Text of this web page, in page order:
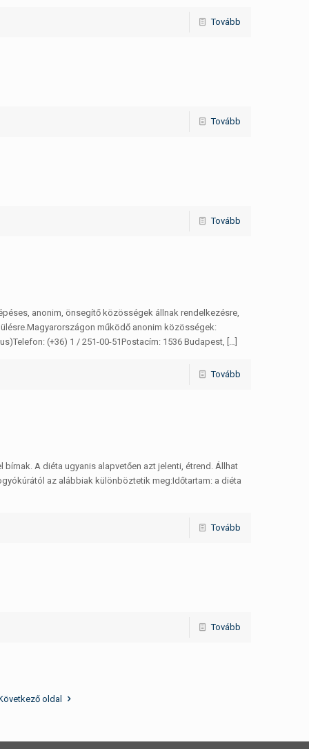
Tovább
Tovább
Tovább
anonim, önsegítő közösségek állnak rendelkezésre,
működő anonim közösségek:
(+36) 1 / 251-00-51Postacím: 1536 Budapest, […]
Tovább
A diéta ugyanis alapvetően azt jelenti, étrend. Állhat
az alábbiak különböztetik meg:Időtartam: a diéta
Tovább
Tovább
oldal